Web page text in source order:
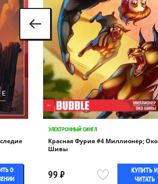
О
ЭЛЕКТРОННЫЙ СИНГЛ
Красная Фурия #4 Миллионер; Око
Шивы
99 ₽
КУПИТЬ И
ЧИТАТЬ